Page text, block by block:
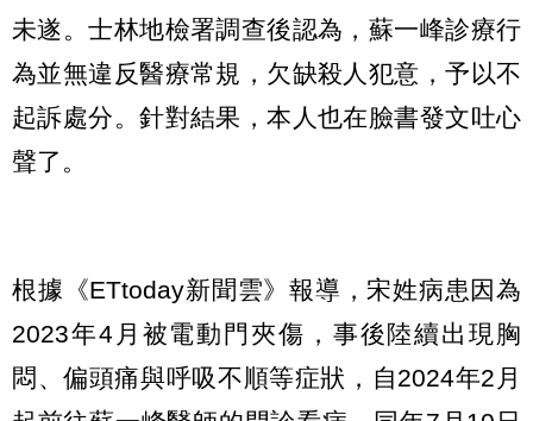
未遂。士林地檢署調查後認為，蘇一峰診療行
為並無違反醫療常規，欠缺殺人犯意，予以不
起訴處分。針對結果，本人也在臉書發文吐心
聲了。
根據《ETtoday新聞雲》報導，宋姓病患因為
2023年4月被電動門夾傷，事後陸續出現胸
悶、偏頭痛與呼吸不順等症狀，自2024年2月